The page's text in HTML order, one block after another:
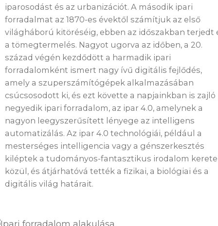
Hu
iparosodást és az urbanizációt. A második ipari
forradalmat az 1870-es évektől számítjuk az első
világháború kitöréséig, ebben az időszakban terjedt
a tömegtermelés. Nagyot ugorva az időben, a 20.
század végén kezdődött a harmadik ipari
forradalomként ismert nagy ívű digitális fejlődés,
amely a szuperszámítógépek alkalmazásában
csúcsosodott ki, és ezt követte a napjainkban is zajló
negyedik ipari forradalom, az ipar 4.0, amelynek a
nagyon leegyszerűsített lényege az intelligens
automatizálás. Az ipar 4.0 technológiái, például a
mesterséges intelligencia vagy a génszerkesztés
kiléptek a tudományos-fantasztikus irodalom
közül, és átjárhatóvá tették a fizikai, a biológiai és a
digitális világ határait.